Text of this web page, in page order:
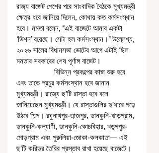
রাজ্য বাজেট পেশের পরে সাংবাদিক বৈঠকে মুখ্যমন্ত্রী
ক্ষেত্র ধরে জানিয়ে দিলেন, কোথায় কত কর্মসংস্থান
হবে। মমতা বলেন, ‘‘এই বাজেটে আমার একটা
‘ভিশন’ রয়েছে। সেটা হল কর্মসংস্থান।’’ উল্লেখ্য,
২০২৬ সালের বিধানসভা ভোটের আগে এটাই ছিল
মমতার সরকারের শেষ পূর্ণাঙ্গ বাজেট।
এবং তাতে প্রচুর কর্মসংস্থান হবে জানান
মুখ্যমন্ত্রী। রাজ্যে ছ’টি রাস্তা হবে বলে
জানিয়েছেন মুখ্যমন্ত্রী। যে রাস্তাগুলির দু’ধারে গড়ে
উঠবে শিল্প। রঘুনাথপুর-তা়জপুর, ডানকুনি-ঝাড়গ্রাম,
ডানকুনি-কল্যাণী, ডানকুনি-কোচবিহার, খড়্গপুর-
মোড়গ্রাম এবং পুরুলিয়া-জোকা-কলকাতা— এই
ছ’টি করিডর তৈরির প্রস্তাব রাখা হয়েছে বাজেটে।